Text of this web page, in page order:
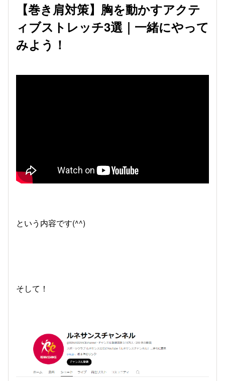
【巻き肩対策】胸を動かすアクテ
ィブストレッチ3選｜一緒にやって
みよう！
という内容です(^^)
そして！